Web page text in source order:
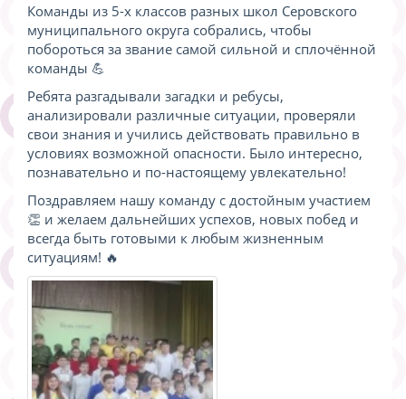
Команды из 5-х классов разных школ Серовского
муниципального округа собрались, чтобы
побороться за звание самой сильной и сплочённой
команды 💪
Ребята разгадывали загадки и ребусы,
анализировали различные ситуации, проверяли
свои знания и учились действовать правильно в
условиях возможной опасности. Было интересно,
познавательно и по-настоящему увлекательно!
Поздравляем нашу команду с достойным участием
👏 и желаем дальнейших успехов, новых побед и
всегда быть готовыми к любым жизненным
ситуациям! 🔥